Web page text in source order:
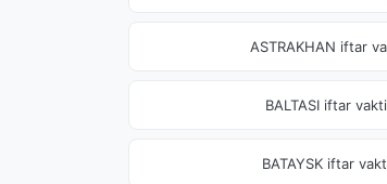
ASTRAKHAN iftar
BALTASI iftar vakti
BATAYSK iftar